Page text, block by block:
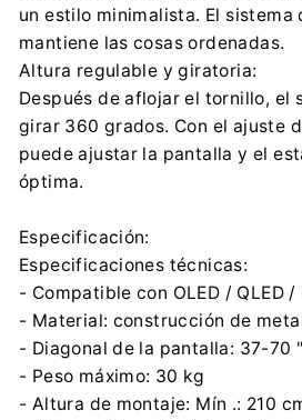
un estilo minimalista. El
mantiene las cosas ordenadas.
Altura regulable y giratoria:
Después de aflojar el tornillo, el
girar 360 grados. Con el ajuste
puede ajustar la pantalla y el
óptima.
Especificación:
Especificaciones técnicas:
- Compatible con OLED / QLED /
- Material: construcción de
- Diagonal de la pantalla: 37-70
- Peso máximo: 30 kg
- Altura de montaje: Mín .: 210